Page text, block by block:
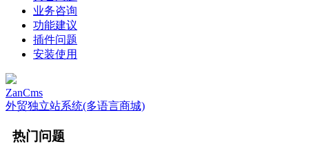
业务咨询
功能建议
插件问题
安装使用
ZanCms
外贸独立站系统(多语言商城)
热门问题